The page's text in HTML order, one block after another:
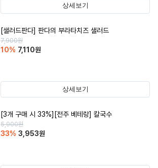
상세보기
[샐러드판다] 판다의 부라타치즈 샐러드
7,900원
10% 7,110원
상세보기
[3개 구매 시 33%][전주 베테랑] 칼국수
5,900원
33% 3,953원